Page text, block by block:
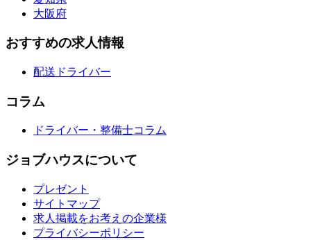
大阪府
おすすめの求人情報
配送ドライバー
コラム
ドライバー・整備士コラム
ジョブハウスについて
プレゼント
サイトマップ
求人掲載をお考えの企業様
プライバシーポリシー